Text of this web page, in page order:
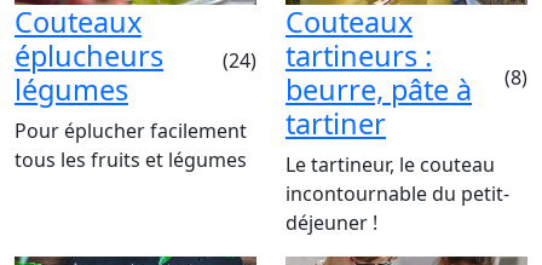
Couteaux
éplucheurs
légumes
(24)
Pour éplucher facilement
tous les fruits et légumes
Couteaux
tartineurs :
beurre, pâte à
tartiner
(8)
Le tartineur, le couteau
incontournable du petit-
déjeuner !